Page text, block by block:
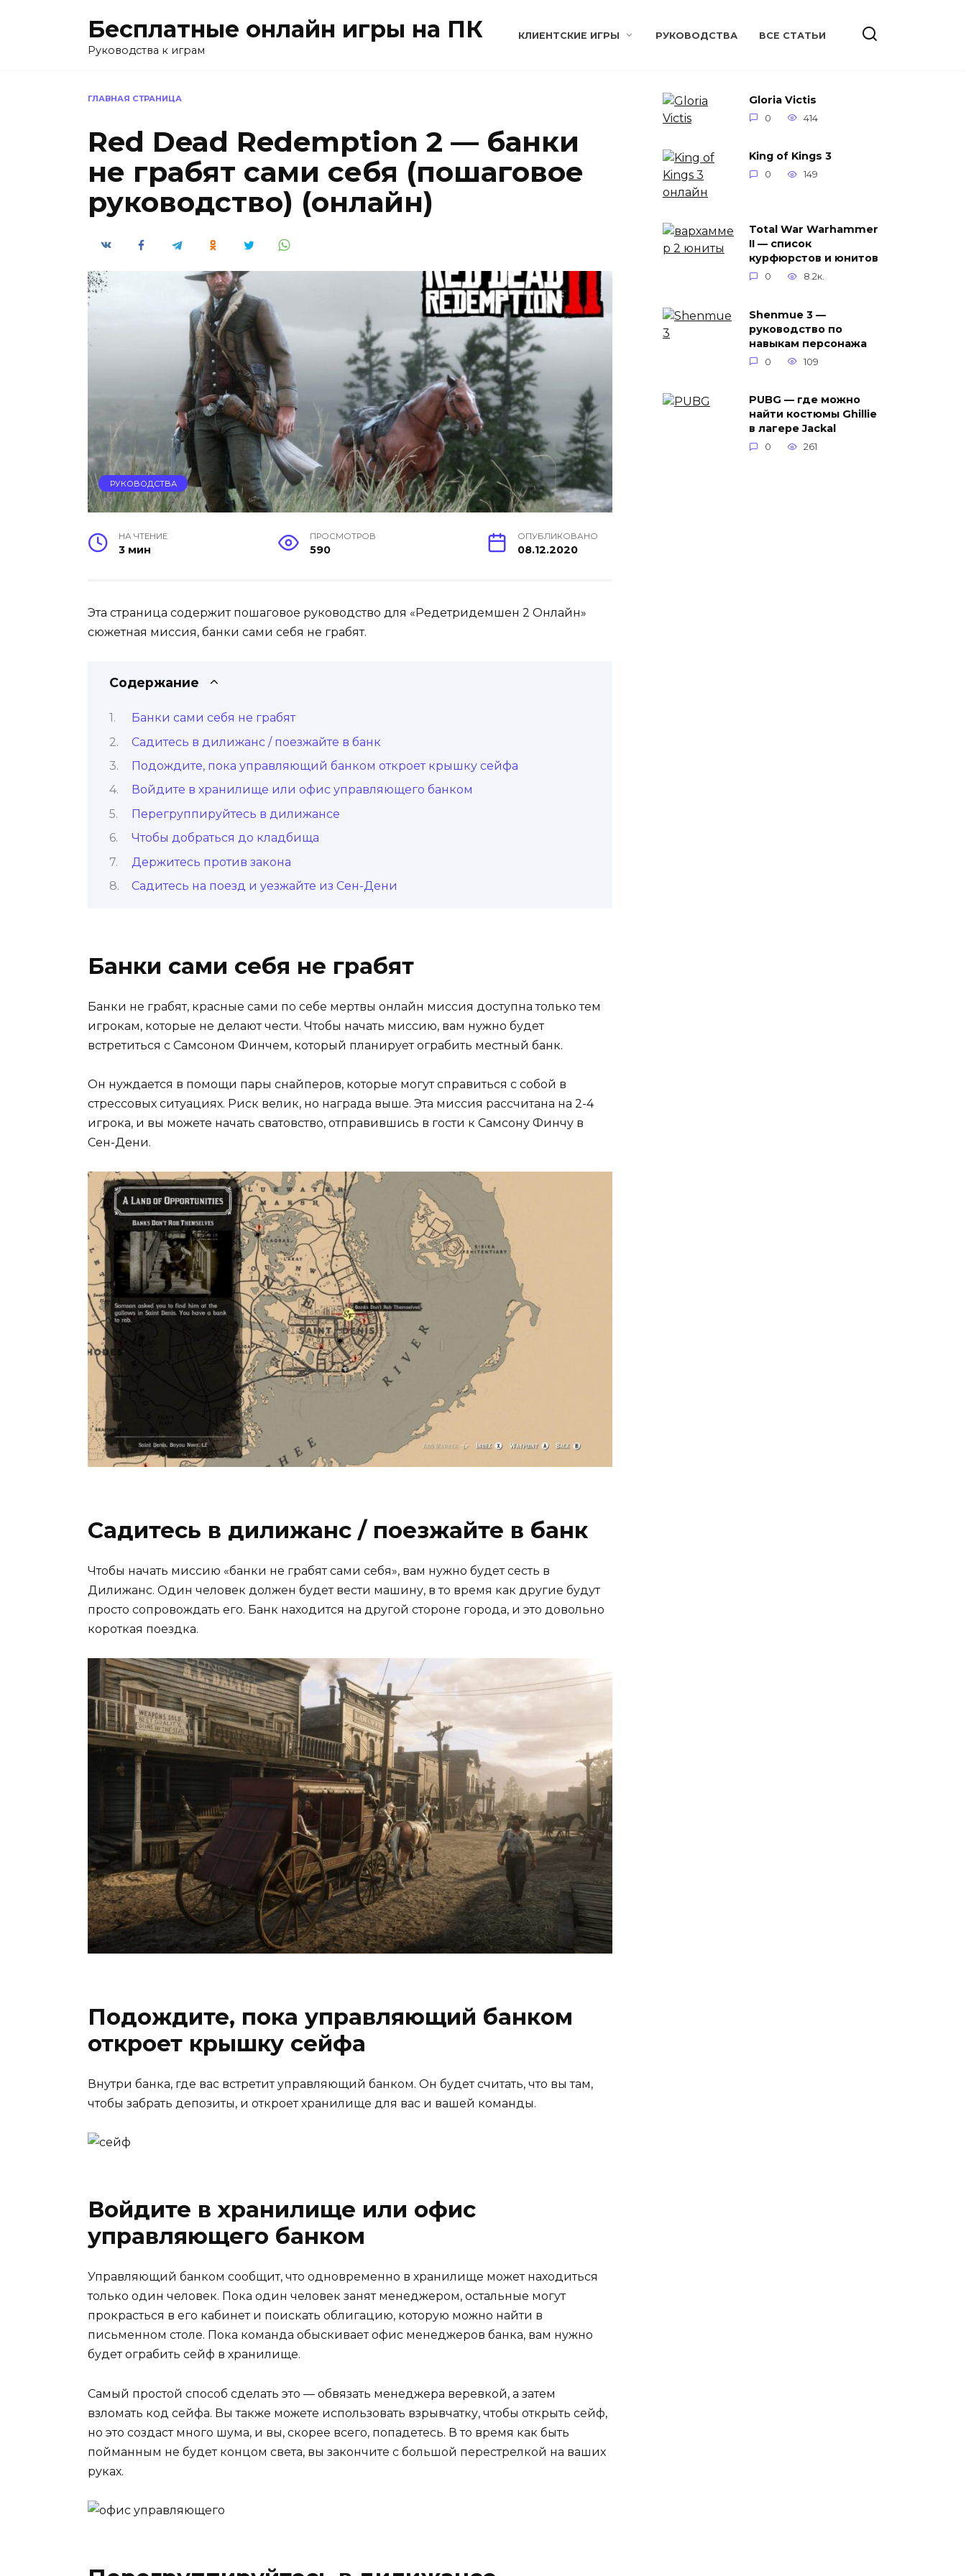
Бесплатные онлайн игры на ПК
Руководства к играм
КЛИЕНТСКИЕ ИГРЫ РУКОВОДСТВА ВСЕ СТАТЬИ
ГЛАВНАЯ СТРАНИЦА
Red Dead Redemption 2 — банки
не грабят сами себя (пошаговое
руководство) (онлайн)
РУКОВОДСТВА
НА ЧТЕНИЕ
3 мин
ПРОСМОТРОВ
590
ОПУБЛИКОВАНО
08.12.2020
Эта страница содержит пошаговое руководство для «Редетридемшен 2 Онлайн»
сюжетная миссия, банки сами себя не грабят.
Содержание
Банки сами себя не грабят
Садитесь в дилижанс / поезжайте в банк
Подождите, пока управляющий банком откроет крышку сейфа
Войдите в хранилище или офис управляющего банком
Перегруппируйтесь в дилижансе
Чтобы добраться до кладбища
Держитесь против закона
Садитесь на поезд и уезжайте из Сен-Дени
Банки сами себя не грабят
Банки не грабят, красные сами по себе мертвы онлайн миссия доступна только тем
игрокам, которые не делают чести. Чтобы начать миссию, вам нужно будет
встретиться с Самсоном Финчем, который планирует ограбить местный банк.
Он нуждается в помощи пары снайперов, которые могут справиться с собой в
стрессовых ситуациях. Риск велик, но награда выше. Эта миссия рассчитана на 2-4
игрока, и вы можете начать сватовство, отправившись в гости к Самсону Финчу в
Сен-Дени.
Садитесь в дилижанс / поезжайте в банк
Чтобы начать миссию «банки не грабят сами себя», вам нужно будет сесть в
Дилижанс. Один человек должен будет вести машину, в то время как другие будут
просто сопровождать его. Банк находится на другой стороне города, и это довольно
короткая поездка.
Подождите, пока управляющий банком
откроет крышку сейфа
Внутри банка, где вас встретит управляющий банком. Он будет считать, что вы там,
чтобы забрать депозиты, и откроет хранилище для вас и вашей команды.
Войдите в хранилище или офис
управляющего банком
Управляющий банком сообщит, что одновременно в хранилище может находиться
только один человек. Пока один человек занят менеджером, остальные могут
прокрасться в его кабинет и поискать облигацию, которую можно найти в
письменном столе. Пока команда обыскивает офис менеджеров банка, вам нужно
будет ограбить сейф в хранилище.
Самый простой способ сделать это — обвязать менеджера веревкой, а затем
взломать код сейфа. Вы также можете использовать взрывчатку, чтобы открыть сейф,
но это создаст много шума, и вы, скорее всего, попадетесь. В то время как быть
пойманным не будет концом света, вы закончите с большой перестрелкой на ваших
руках.
Gloria Victis
0 414
King of Kings 3
0 149
Total War Warhammer
II — список
курфюрстов и юнитов
0 8.2к.
Shenmue 3 —
руководство по
навыкам персонажа
0 109
PUBG — где можно
найти костюмы Ghillie
в лагере Jackal
0 261